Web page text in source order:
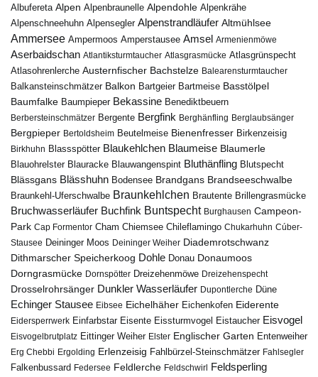
Albufereta Alpen Alpenbraunelle Alpendohle Alpenkrähe
Alpenschneehuhn Alpensegler Alpenstrandläufer Altmühlsee
Ammersee Ampermoos Amperstausee Amsel Armenienmöwe
Aserbaidschan Atlantiksturmtaucher Atlasgrasmücke Atlasgrünspecht
Atlasohrenlerche Austernfischer Bachstelze Balearensturmtaucher
Balkansteinschmätzer Balkon Bartgeier Bartmeise Basstölpel
Baumfalke Baumpieper Bekassine Benediktbeuern
Berbersteinschmätzer Bergente Bergfink Berghänfling Berglaubsänger
Bergpieper Bertoldsheim Beutelmeise Bienenfresser Birkenzeisig
Birkhuhn Blassspötter Blaukehlchen Blaumeise Blaumerle
Blauohrelster Blauracke Blauwangenspint Bluthänfling Blutspecht
Blässgans Blässhuhn Bodensee Brandgans Brandseeschwalbe
Braunkehl-Uferschwalbe Braunkehlchen Brautente Brillengrasmücke
Bruchwasserläufer Buchfink Buntspecht Burghausen Campeon-
Park Cap Formentor Cham Chiemsee Chileflamingo Chukarhuhn Cúber-
Stausee Deininger Moos Deininger Weiher Diademrotschwanz
Dithmarscher Speicherkoog Dohle Donau Donaumoos
Dorngrasmücke Dornspötter Dreizehenmöwe Dreizehenspecht
Drosselrohrsänger Dunkler Wasserläufer Dupontlerche Düne
Echinger Stausee Eibsee Eichelhäher Eichenkofen Eiderente
Eidersperrwerk Einfarbstar Eisente Eissturmvogel Eistaucher Eisvogel
Eisvogelbrutplatz Eittinger Weiher Elster Englischer Garten Entenweiher
Erg Chebbi Ergolding Erlenzeisig Fahlbürzel-Steinschmätzer Fahlsegler
Falkenbussard Federsee Feldlerche Feldschwirl Feldsperling